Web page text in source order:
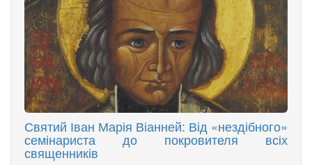
Святий Іван Марія Віанней: Від «нездібного»
семінариста до покровителя всіх
священників